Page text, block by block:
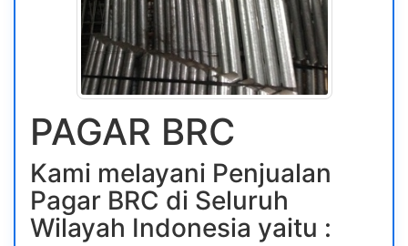
PAGAR BRC
Kami melayani Penjualan
Pagar BRC di Seluruh
Wilayah Indonesia yaitu :